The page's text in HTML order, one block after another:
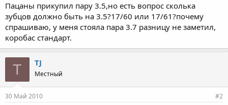
ы
л
а
Пацаны прикупил пару 3.5,но есть вопрос сколька
зубцов должно быть на 3.5?17/60 или 17/61?почему
спрашиваю, у меня стояла пара 3.7 разницу не заметил,
коробас стандарт.
T TJ
Местный
30 Май 2010 #2